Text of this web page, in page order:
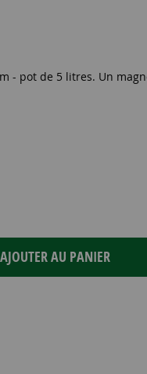
- pot de 5 litres. Un
AJOUTER AU PANIER